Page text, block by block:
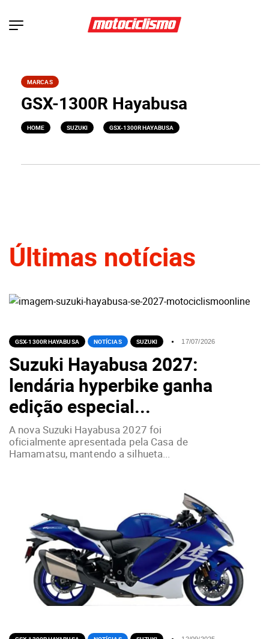
MARCAS
GSX-1300R Hayabusa
HOME SUZUKI GSX-1300R HAYABUSA
Últimas notícias
GSX-1300R HAYABUSA NOTÍCIAS SUZUKI 17/07/2026
Suzuki Hayabusa 2027:
lendária hyperbike ganha
edição especial...
A nova Suzuki Hayabusa 2027 foi
oficialmente apresentada pela Casa de
Hamamatsu, mantendo a silhueta...